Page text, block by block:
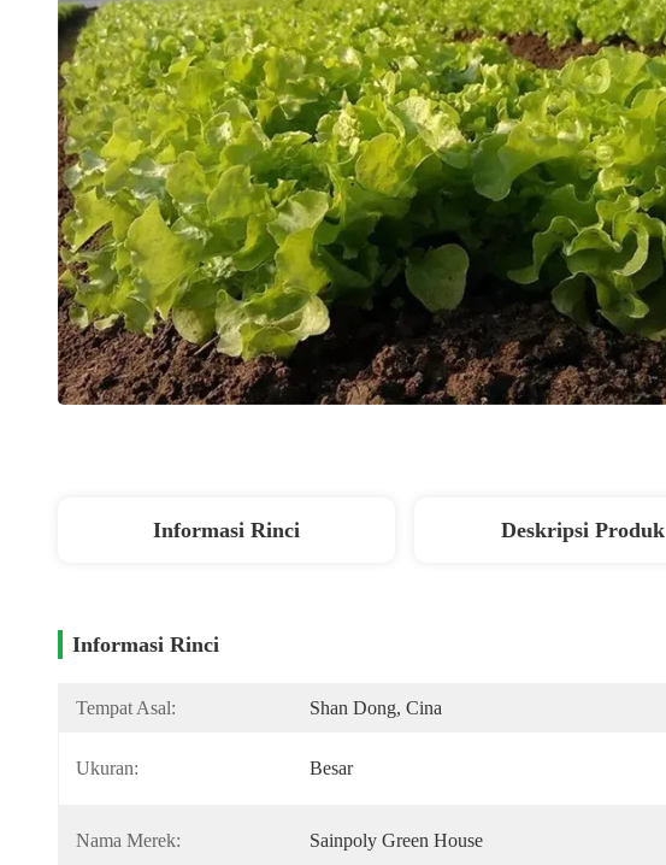
Informasi Rinci Deskripsi Produk
Informasi Rinci
Tempat Asal: Shan Dong, Cina
Ukuran: Besar
Nama Merek: Sainpoly Green House